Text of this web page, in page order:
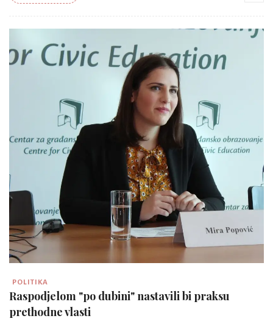
POLITIKA
Raspodjelom "po dubini" nastavili bi praksu
prethodne vlasti